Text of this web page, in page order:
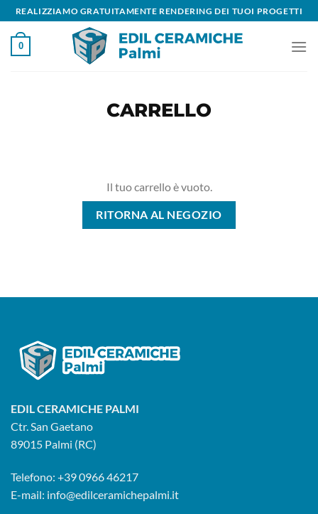
Salta
ai
contenuti
REALIZZIAMO GRATUITAMENTE RENDERING DEI TUOI PROGETTI
0
CARRELLO
Il tuo carrello è vuoto.
RITORNA AL NEGOZIO
EDIL CERAMICHE PALMI
Ctr. San Gaetano
89015 Palmi (RC)
Telefono: +39 0966 46217
E-mail: info@edilceramichepalmi.it